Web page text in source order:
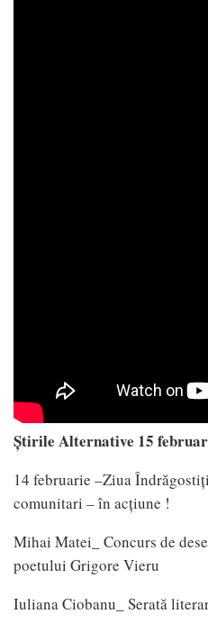
Știrile Alternative 15
14 februarie –Ziua
comunitari – în acțiune !
Mihai Matei_ Concurs de
poetului Grigore Vieru
Iuliana Ciobanu_ Serată